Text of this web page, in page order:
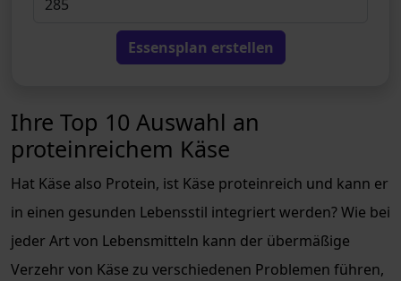
Essensplan erstellen
Ihre Top 10 Auswahl an
proteinreichem Käse
Hat Käse also Protein, ist Käse proteinreich und kann er
in einen gesunden Lebensstil integriert werden? Wie bei
jeder Art von Lebensmitteln kann der übermäßige
Verzehr von Käse zu verschiedenen Problemen führen,